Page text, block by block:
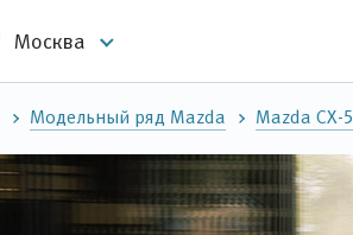
Москва
Модельный ряд Mazda Mazda CX-5